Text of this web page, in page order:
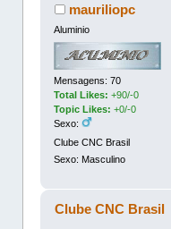
mauriliopc
Aluminio
Mensagens: 70
Total Likes:+90/-0
Topic Likes: +0/-0
Sexo:
Clube CNC Brasil
Sexo: Masculino
Clube CNC Brasil